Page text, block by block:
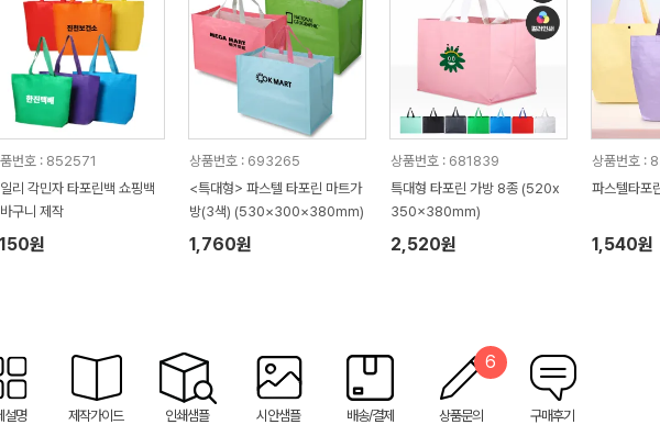
번호 : 852571
리 각민자 타포린백 쇼핑백
구니 제작
원
상품번호 : 693265
<특대형> 파스텔 타포린 마트가
방(3색) (530×300×380mm)
1,760원
상품번호 : 681839
특대형 타포린 가방 8종 (520x
350x380mm)
2,520원
상품번호 :
파스텔타포
1,540원
설명 제작가이드 인쇄샘플 시안샘플 배송/결제 상품문의
6
구매후기